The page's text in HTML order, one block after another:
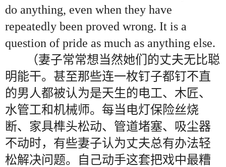
do anything, even when they have
repeatedly been proved wrong. It is a
question of pride as much as anything else.
（妻子常常想当然她们的丈夫无比聪
明能干。甚至那些连一枚钉子都钉不直
的男人都被认为是天生的电工、木匠、
水管工和机械师。每当电灯保险丝烧
断、家具榫头松动、管道堵塞、吸尘器
不动时，有些妻子认为丈夫总有办法轻
松解决问题。自己动手这套把戏中最糟